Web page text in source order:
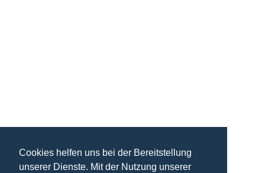
Cookies helfen uns bei der Bereitstellung
unserer Dienste. Mit der Nutzung unserer